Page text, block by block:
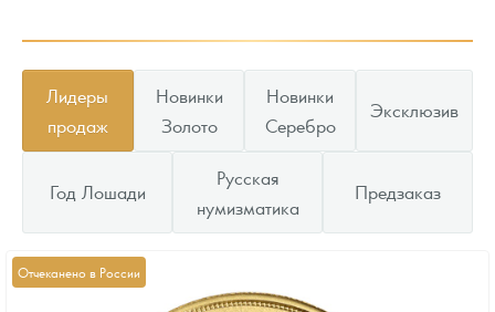
Лидеры
продаж
Новинки
Золото
Новинки
Серебро
Эксклюзив
Год Лошади
Русская
нумизматика
Предзаказ
Отчеканено в России